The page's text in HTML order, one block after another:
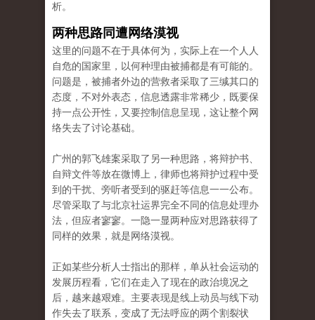
析。
两种思路同遭网络漠视
这里的问题不在于具体何为，实际上在一个人人
自危的国家里，以何种理由被捕都是有可能的。
问题是，被捕者外边的营救者采取了三缄其口的
态度，不对外表态，信息透露非常稀少，既要保
持一点公开性，又要控制信息呈现，这让整个网
络失去了讨论基础。
广州的郭飞雄案采取了另一种思路，将辩护书、
自辩文件等放在微博上，律师也将辩护过程中受
到的干扰、旁听者受到的驱赶等信息一一公布。
尽管采取了与北京社运界完全不同的信息处理办
法，但应者寥寥。一隐一显两种应对思路获得了
同样的效果，就是网络漠视。
正如某些分析人士指出的那样，单从社会运动的
发展历程看，它们在走入了现在的政治境况之
后，越来越艰难。主要表现是线上动员与线下动
作失去了联系，变成了无法呼应的两个割裂状